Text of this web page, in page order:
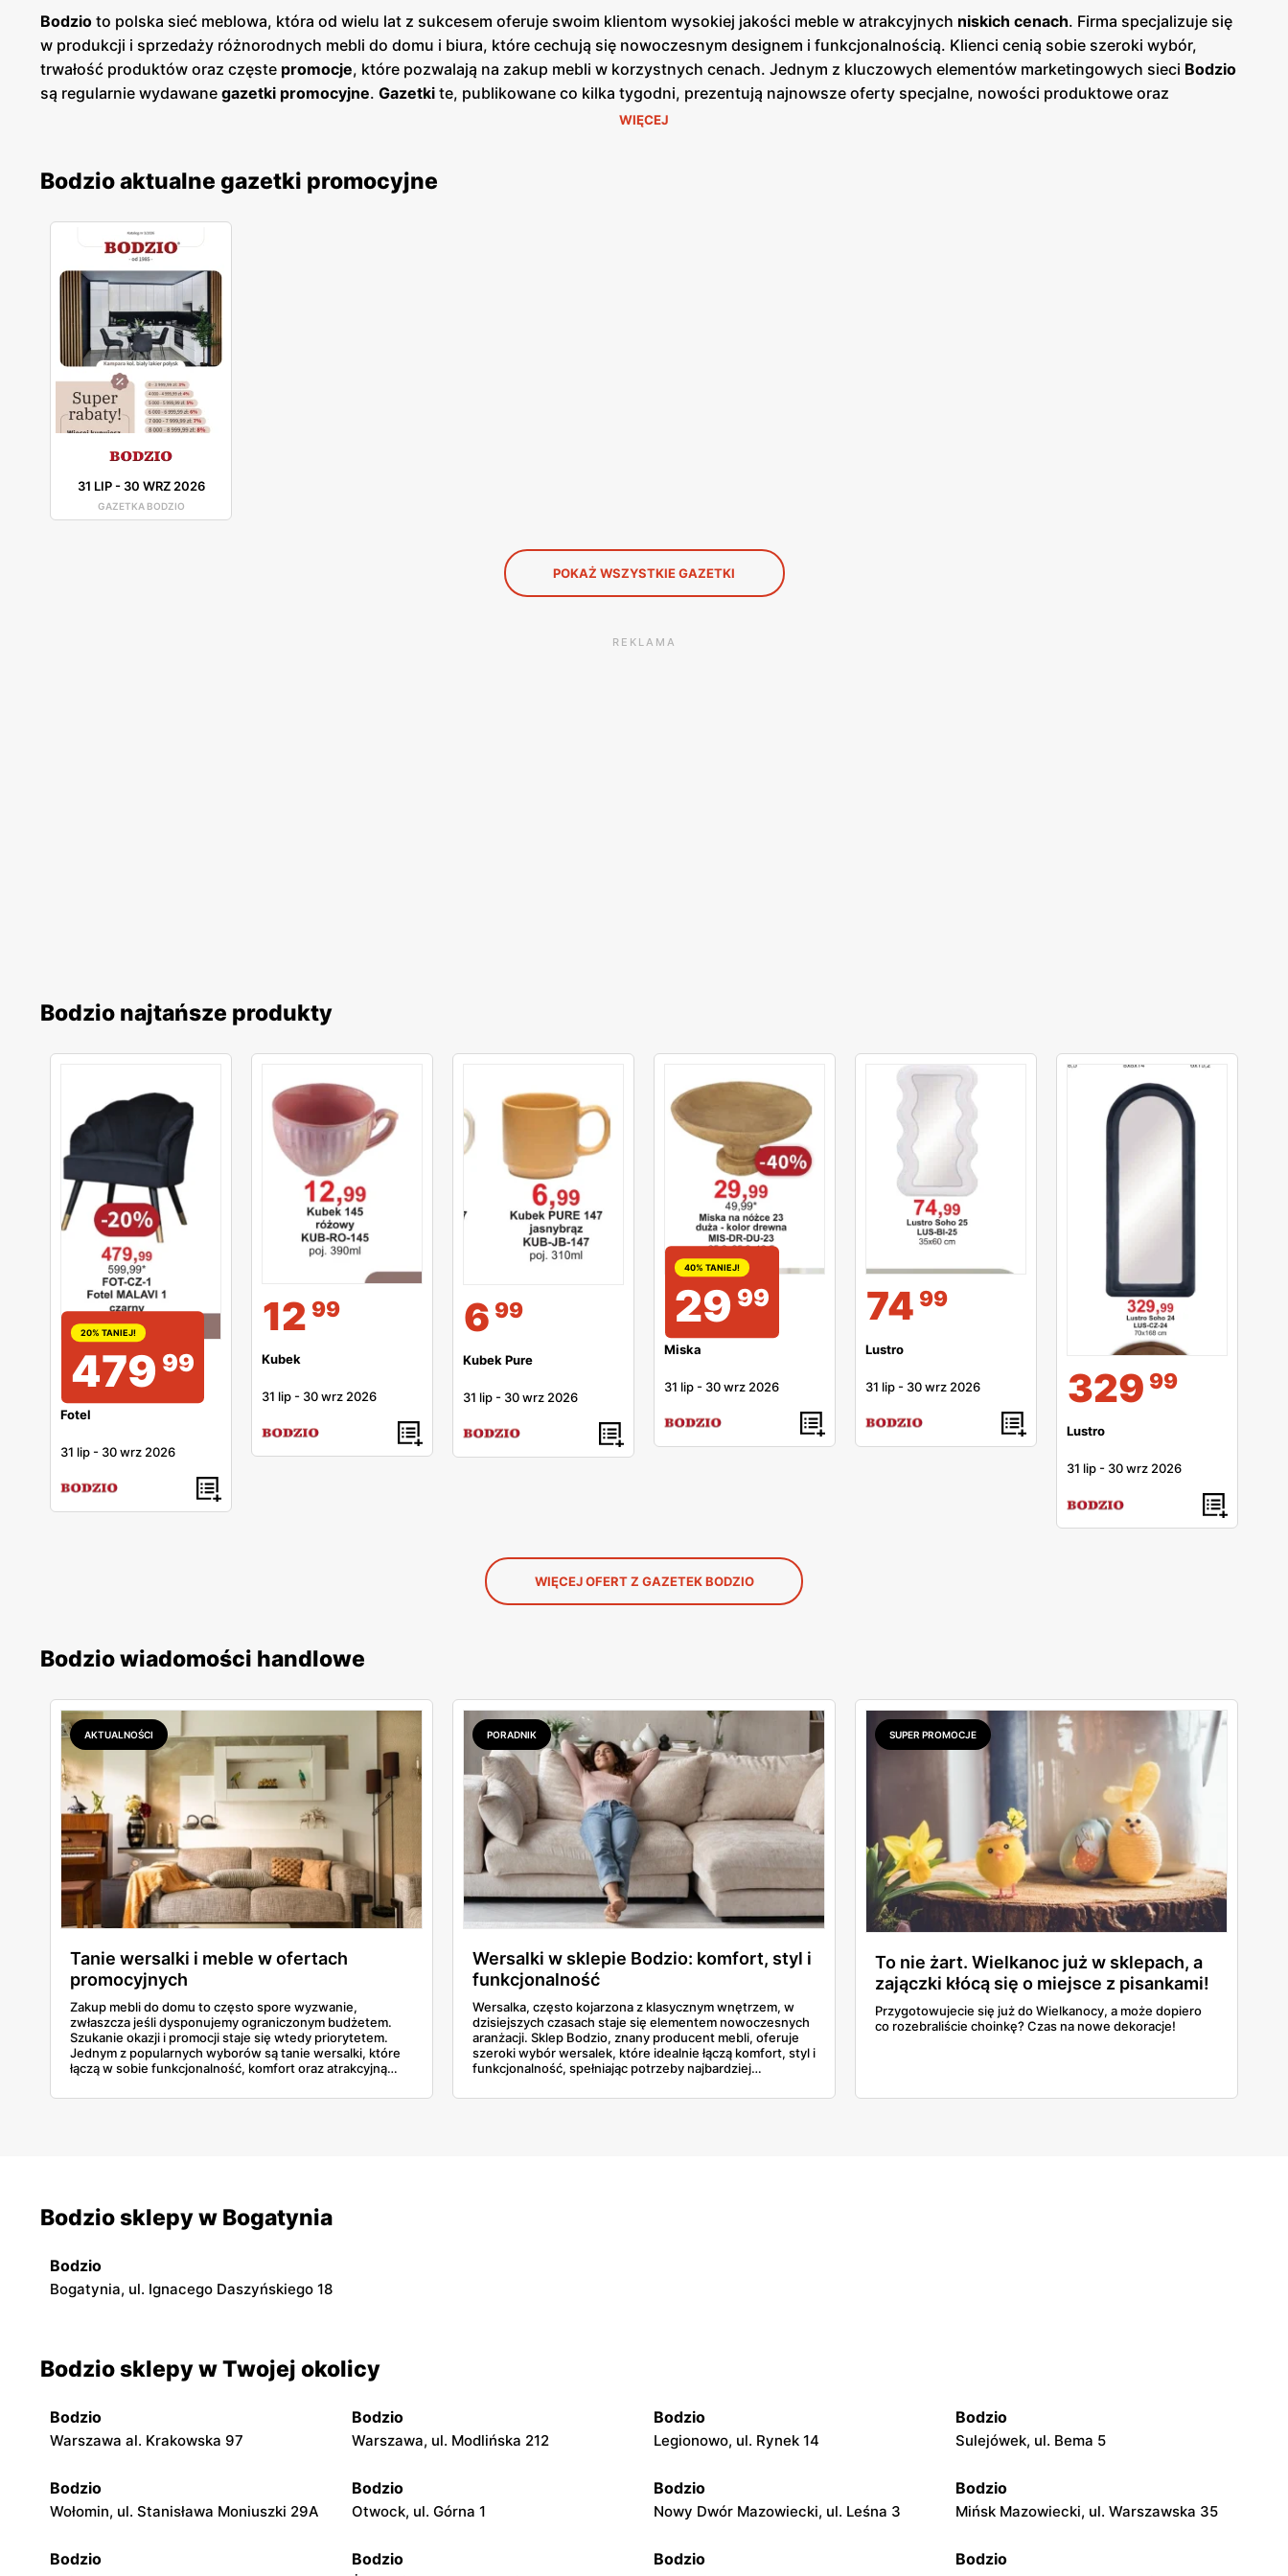
Bodzio to polska sieć meblowa, która od wielu lat z sukcesem oferuje swoim klientom wysokiej jakości meble w atrakcyjnych niskich cenach. Firma specjalizuje się
w produkcji i sprzedaży różnorodnych mebli do domu i biura, które cechują się nowoczesnym designem i funkcjonalnością. Klienci cenią sobie szeroki wybór,
trwałość produktów oraz częste promocje, które pozwalają na zakup mebli w korzystnych cenach. Jednym z kluczowych elementów marketingowych sieci Bodzio
są regularnie wydawane gazetki promocyjne. Gazetki te, publikowane co kilka tygodni, prezentują najnowsze oferty specjalne, nowości produktowe oraz
sezonowe wyprzedaże. Dostępne są zarówno w formie papierowej w sklepach, jak i online, co umożliwia klientom łatwe śledzenie
poszukują solidnych i estetycznych rozwiązań do swoich wnętrz. Produkty
regularnymgazetkom promocyjnym
wśród polskich konsumentów. Regularne
szerokie grono zadowolonych klientów, którzy cenią sobie wysoką jakość i atrakcyjne ceny mebli do domu i biura. Jeśli jesteś zainteresowany np. ofertami tanich
wersalek z gazetki promocyjnej Bodzio, zajrzyj tutaj:
WIĘCEJ
Bodzio aktualne gazetki promocyjne
31 LIP- 30 WRZ 2026
GAZETKA BODZIO
POKAŻ WSZYSTKIE GAZETKI
REKLAMA
Bodzio najtańsze produkty
20% TANIEJ!
479 99
Fotel
31 lip - 30 wrz 2026
12 99
Kubek
31 lip - 30 wrz 2026
6 99
Kubek Pure
31 lip - 30 wrz 2026
40% TANIEJ!
29 99
Miska
31 lip - 30 wrz 2026
74 99
Lustro
31 lip - 30 wrz 2026 329 99
Lustro
31 lip - 30 wrz 2026
WIĘCEJ OFERT Z GAZETEK BODZIO
Bodzio wiadomości handlowe
AKTUALNOŚCI
Tanie wersalki i meble w ofertach
promocyjnych
Zakup mebli do domu to często spore wyzwanie,
zwłaszcza jeśli dysponujemy ograniczonym budżetem.
Szukanie okazji i promocji staje się wtedy priorytetem.
Jednym z popularnych wyborów są tanie wersalki, które
łączą w sobie funkcjonalność, komfort oraz atrakcyjną
niskich cenach i na co zwrócić uwagę przy ich zakupie.
PORADNIK
Wersalki w sklepie Bodzio: komfort, styl i
funkcjonalność
Wersalka, często kojarzona z klasycznym wnętrzem, w
dzisiejszych czasach staje się elementem nowoczesnych
aranżacji. Sklep Bodzio, znany producent mebli, oferuje
szeroki wybór wersalek, które idealnie łączą komfort, styl i
funkcjonalność, spełniając potrzeby najbardziej
SUPER PROMOCJE
To nie żart. Wielkanoc już w sklepach, a
zajączki kłócą się o miejsce z pisankami!
Przygotowujecie się już do Wielkanocy, a może dopiero
co rozebraliście choinkę? Czas na nowe dekoracje!
Bodzio sklepy w Bogatynia
Bodzio
Bogatynia, ul. Ignacego Daszyńskiego 18
Bodzio sklepy w Twojej okolicy
Bodzio
Warszawa al. Krakowska 97
Bodzio
Warszawa, ul. Modlińska 212
Bodzio
Legionowo, ul. Rynek 14
Bodzio
Sulejówek, ul. Bema 5
Bodzio
Wołomin, ul. Stanisława Moniuszki 29A
Bodzio
Otwock, ul. Górna 1
Bodzio
Nowy Dwór Mazowiecki, ul. Leśna 3
Bodzio
Mińsk Mazowiecki, ul. Warszawska 35
Bodzio Bodzio Bodzio Bodzio